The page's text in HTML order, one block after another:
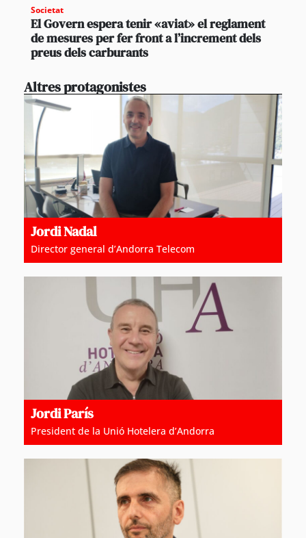
Societat
El Govern espera tenir «aviat» el reglament
de mesures per fer front a l’increment dels
preus dels carburants
Altres protagonistes
Jordi Nadal
Director general d’Andorra Telecom
Jordi París
President de la Unió Hotelera d’Andorra